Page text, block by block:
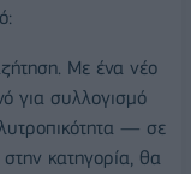
Με ένα νέο
για συλλογισμό
— σε
κατηγορία, θα